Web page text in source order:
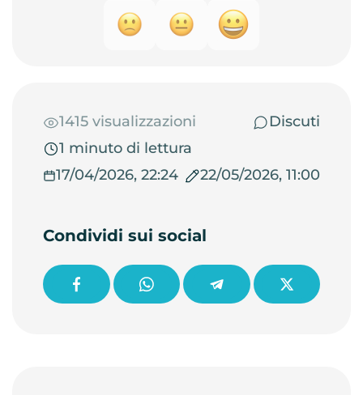
1415 visualizzazioni
Discuti
1 minuto di lettura
17/04/2026, 22:24
22/05/2026, 11:00
Condividi sui social